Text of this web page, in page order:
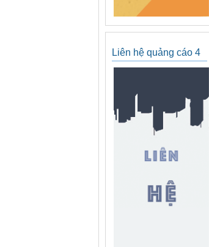
Liên hệ quảng cáo 4